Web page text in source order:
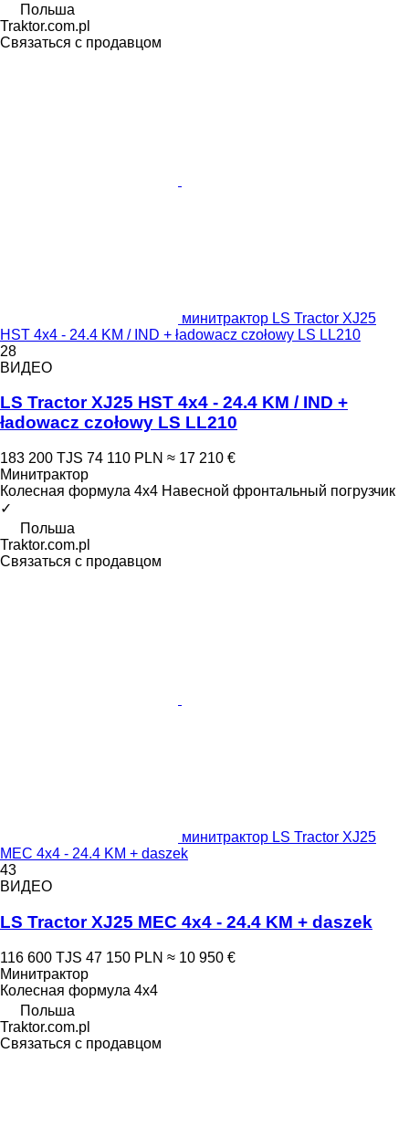
Польша
Traktor.com.pl
Связаться с продавцом
минитрактор LS Tractor XJ25
HST 4x4 - 24.4 KM / IND + ładowacz czołowy LS LL210
28
ВИДЕО
LS Tractor XJ25 HST 4x4 - 24.4 KM / IND +
ładowacz czołowy LS LL210
183 200 TJS 74 110 PLN ≈ 17 210 €
Минитрактор
Колесная формула 4x4 Навесной фронтальный погрузчик
✓
Польша
Traktor.com.pl
Связаться с продавцом
минитрактор LS Tractor XJ25
MEC 4x4 - 24.4 KM + daszek
43
ВИДЕО
LS Tractor XJ25 MEC 4x4 - 24.4 KM + daszek
116 600 TJS 47 150 PLN ≈ 10 950 €
Минитрактор
Колесная формула 4x4
Польша
Traktor.com.pl
Связаться с продавцом